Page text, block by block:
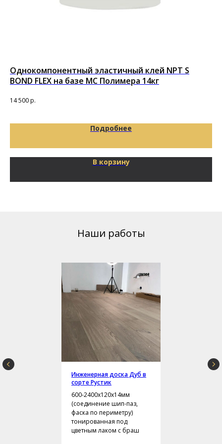
Однокомпонентный эластичный клей NPT S
BOND FLEX на базе MC Полимера 14кг
14 500р.
Подробнее
В корзину
Наши работы
Инженерная доска Дуб в
сорте Рустик
600-2400х120х14мм
(соединение шип-паз,
фаска по периметру)
тонированная под
цветным лаком с браш